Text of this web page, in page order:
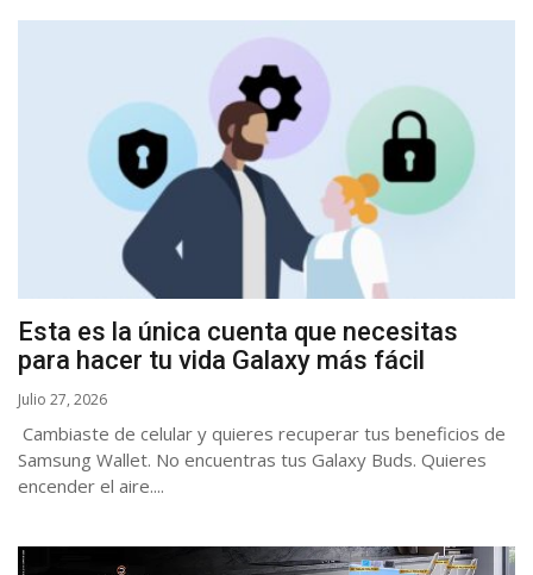
Esta es la única cuenta que necesitas
para hacer tu vida Galaxy más fácil
Julio 27, 2026
Cambiaste de celular y quieres recuperar tus beneficios de
Samsung Wallet. No encuentras tus Galaxy Buds. Quieres
encender el aire....